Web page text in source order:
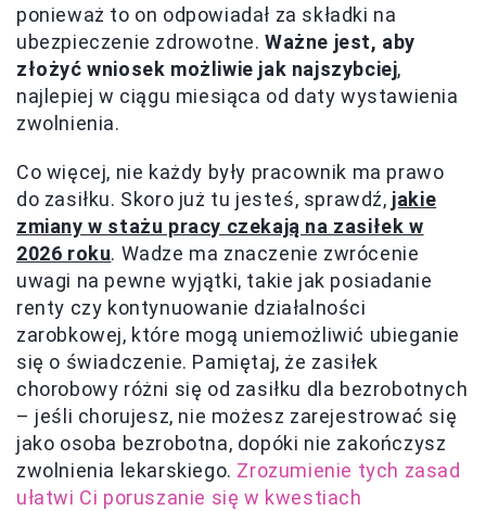
ponieważ to on odpowiadał za składki na
ubezpieczenie zdrowotne.Ważne jest, aby
złożyć wniosek możliwie jak najszybciej,
najlepiej w ciągu miesiąca od daty wystawienia
zwolnienia.
Co więcej, nie każdy były pracownik ma prawo
do zasiłku. Skoro już tu jesteś, sprawdź, jakie
zmiany w stażu pracy czekają na zasiłek w
2026 roku. Wadze ma znaczenie zwrócenie
uwagi na pewne wyjątki, takie jak posiadanie
renty czy kontynuowanie działalności
zarobkowej, które mogą uniemożliwić ubieganie
się o świadczenie. Pamiętaj, że zasiłek
chorobowy różni się od zasiłku dla bezrobotnych
– jeśli chorujesz, nie możesz zarejestrować się
jako osoba bezrobotna, dopóki nie zakończysz
zwolnienia lekarskiego. Zrozumienie tych zasad
ułatwi Ci poruszanie się w kwestiach